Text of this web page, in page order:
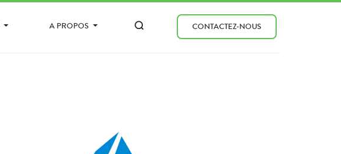
A PROPOS CONTACTEZ-NOUS